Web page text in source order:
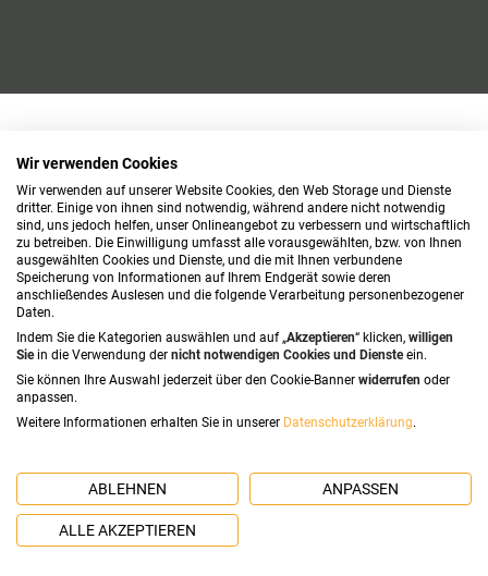
Wir verwenden Cookies
Wir verwenden auf unserer Website Cookies, den Web Storage und Dienste
dritter. Einige von ihnen sind notwendig, während andere nicht notwendig
sind, uns jedoch helfen, unser Onlineangebot zu verbessern und wirtschaftlich
zu betreiben. Die Einwilligung umfasst alle vorausgewählten, bzw. von Ihnen
ausgewählten Cookies und Dienste, und die mit Ihnen verbundene
Speicherung von Informationen auf Ihrem Endgerät sowie deren
anschließendes Auslesen und die folgende Verarbeitung personenbezogener
Daten.
Indem Sie die Kategorien auswählen und auf „Akzeptieren“ klicken, willigen
Sie in die Verwendung der nicht notwendigen Cookies und Diensteein.
Sie können Ihre Auswahl jederzeit über den Cookie-Banner widerrufen oder
anpassen.
Weitere Informationen erhalten Sie in unserer Datenschutzerklärung.
ABLEHNEN ANPASSEN
ALLE AKZEPTIEREN